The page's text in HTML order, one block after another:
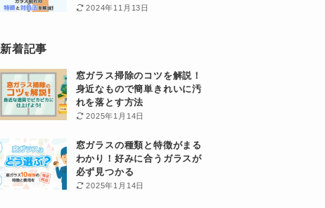
2024年11月13日
新着記事
窓ガラス掃除のコツを解説！
身近なもので簡単きれいに汚
れを落とす方法
2025年1月14日
窓ガラスの種類と特徴がまる
わかり！好みに合うガラスが
必ず見つかる
2025年1月14日